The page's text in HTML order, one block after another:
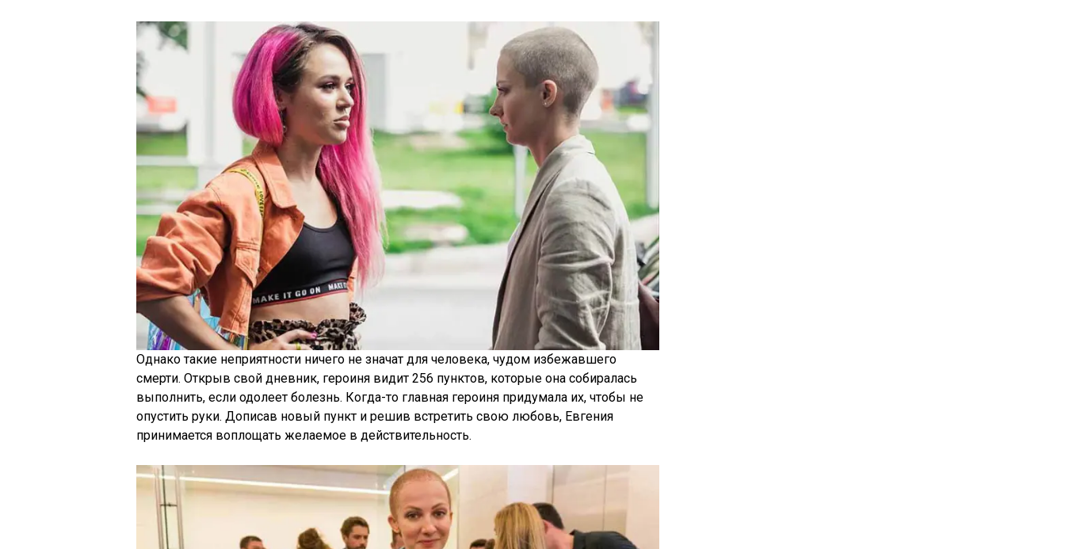
Однако такие неприятности ничего не значат для человека, чудом избежавшего
смерти. Открыв свой дневник, героиня видит 256 пунктов, которые она собиралась
выполнить, если одолеет болезнь. Когда-то главная героиня придумала их, чтобы не
опустить руки. Дописав новый пункт и решив встретить свою любовь, Евгения
принимается воплощать желаемое в действительность.